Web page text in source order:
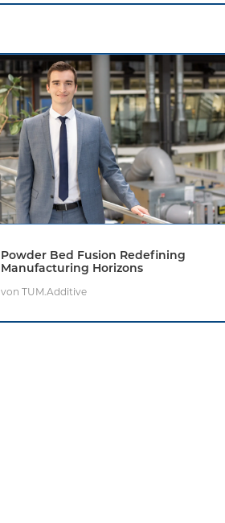
Powder Bed Fusion Redefining
Manufacturing Horizons
von TUM.Additive